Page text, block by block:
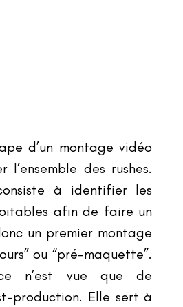
d’un montage vidéo
l’ensemble des rushes.
à identifier les
afin de faire un
un premier montage
ou“pré-maquette”.
n’est vue que de
production. Elle sert à